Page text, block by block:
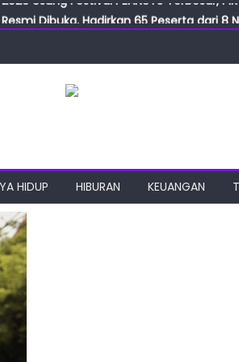
Dibuka, Hadirkan 65 Peserta dari
ILF dan IGT Expo 2026, Industri
Usung Festival PEANUTS Terbesar,
HIDUP HIBURAN KEUANGAN